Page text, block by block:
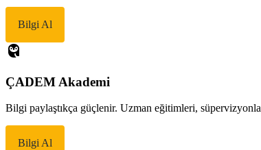
Bilgi Al
ÇADEM Akademi
Bilgi paylaştıkça güçlenir. Uzman eğitimleri,
Bilgi Al